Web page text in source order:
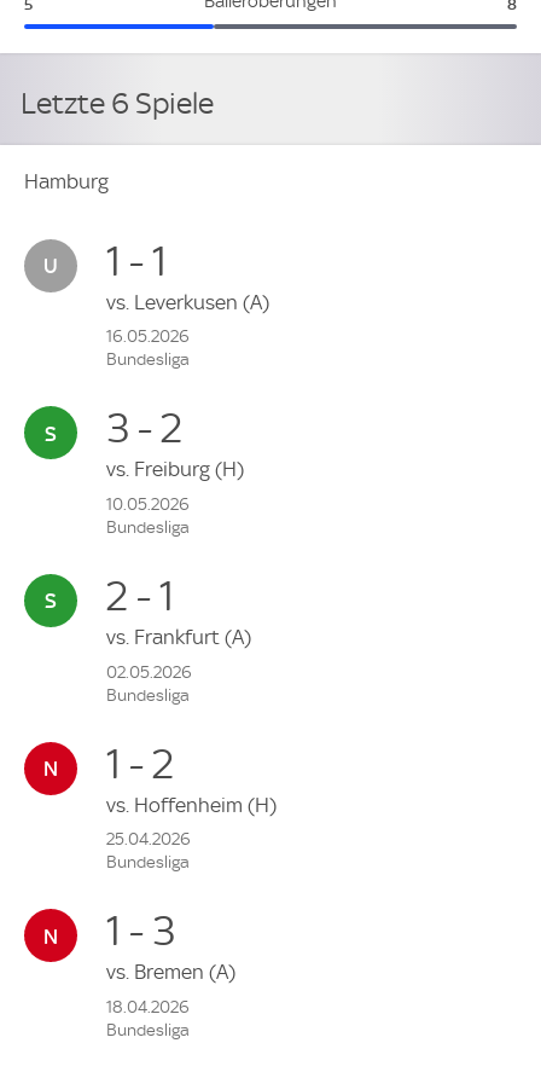
Letzte 6 Spiele
Hamburg
1 - 1
vs. Leverkusen (A)
16.05.2026
Bundesliga
3 - 2
vs. Freiburg (H)
10.05.2026
Bundesliga
2 - 1
vs. Frankfurt (A)
02.05.2026
Bundesliga
1 - 2
vs. Hoffenheim (H)
25.04.2026
Bundesliga
1 - 3
vs. Bremen (A)
18.04.2026
Bundesliga